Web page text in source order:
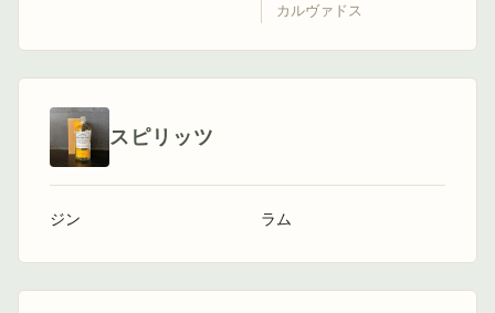
カルヴァドス
スピリッツ
ジン ラム